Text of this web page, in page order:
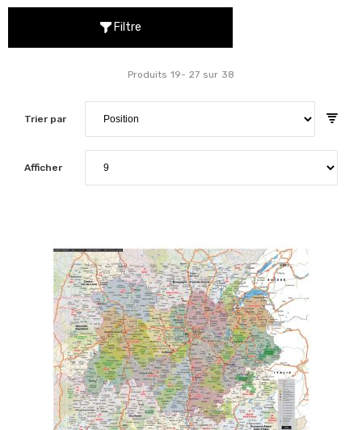
Filtre
Trier par
Produits 19- 27 sur 38
Afficher